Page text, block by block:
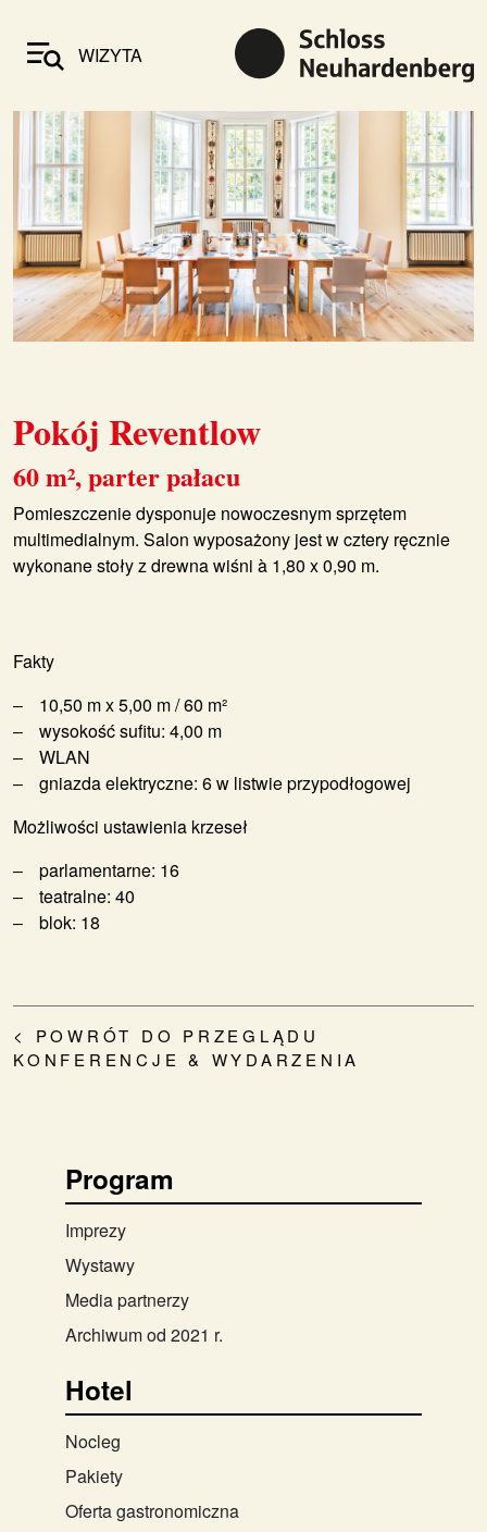
WIZYTA
Pokój Reventlow
60 m², parter pałacu
Pomieszczenie dysponuje nowoczesnym sprzętem
multimedialnym. Salon wyposażony jest w cztery ręcznie
wykonane stoły z drewna wiśni à 1,80 x 0,90 m.
Fakty
10,50 m x 5,00 m / 60 m²
wysokość sufitu: 4,00 m
WLAN
gniazda elektryczne: 6 w listwie przypodłogowej
Możliwości ustawienia krzeseł
parlamentarne: 16
teatralne: 40
blok: 18
< POWRÓT DO PRZEGLĄDU
KONFERENCJE & WYDARZENIA
Program
Imprezy
Wystawy
Media partnerzy
Archiwum od 2021 r.
Hotel
Nocleg
Pakiety
Oferta gastronomiczna